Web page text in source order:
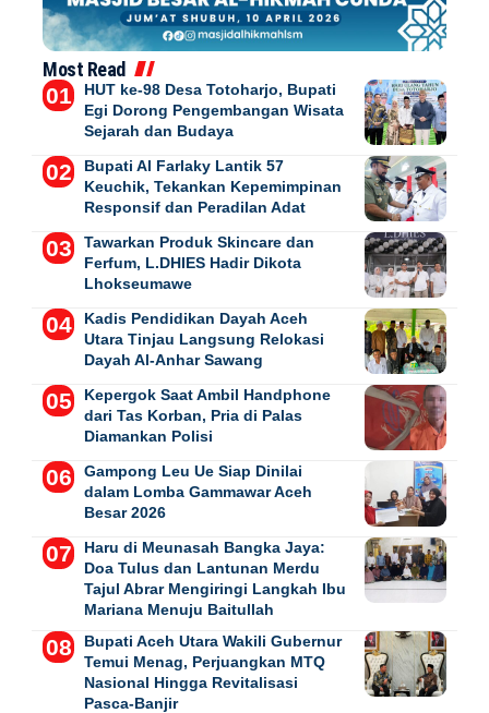
Most Read
HUT ke-98 Desa Totoharjo, Bupati
Egi Dorong Pengembangan Wisata
Sejarah dan Budaya
Bupati Al Farlaky Lantik 57
Keuchik, Tekankan Kepemimpinan
Responsif dan Peradilan Adat
Tawarkan Produk Skincare dan
Ferfum, L.DHIES Hadir Dikota
Lhokseumawe
Kadis Pendidikan Dayah Aceh
Utara Tinjau Langsung Relokasi
Dayah Al-Anhar Sawang
Kepergok Saat Ambil Handphone
dari Tas Korban, Pria di Palas
Diamankan Polisi
Gampong Leu Ue Siap Dinilai
dalam Lomba Gammawar Aceh
Besar 2026
Haru di Meunasah Bangka Jaya:
Doa Tulus dan Lantunan Merdu
Tajul Abrar Mengiringi Langkah Ibu
Mariana Menuju Baitullah
Bupati Aceh Utara Wakili Gubernur
Temui Menag, Perjuangkan MTQ
Nasional Hingga Revitalisasi
Pasca-Banjir